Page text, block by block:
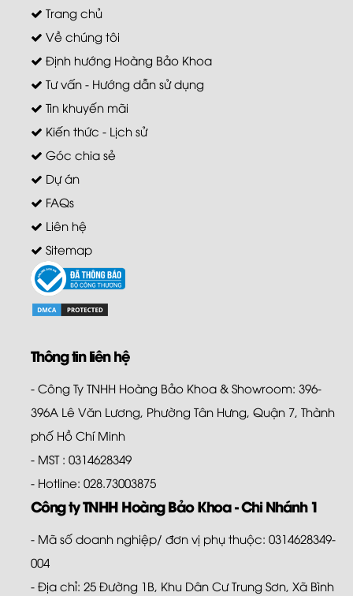
Trang chủ
Về chúng tôi
Định hướng Hoàng Bảo Khoa
Tư vấn - Hướng dẫn sử dụng
Tin khuyến mãi
Kiến thức - Lịch sử
Góc chia sẻ
Dự án
FAQs
Liên hệ
Sitemap
Thông tin liên hệ
- Công Ty TNHH Hoàng Bảo Khoa & Showroom: 396-
396A Lê Văn Lương, Phường Tân Hưng, Quận 7, Thành
phố Hồ Chí Minh
- MST : 0314628349
- Hotline: 028.73003875
Công ty TNHH Hoàng Bảo Khoa - Chi Nhánh 1
- Mã số doanh nghiệp/ đơn vị phụ thuộc: 0314628349-
004
- Địa chỉ: 25 Đường 1B, Khu Dân Cư Trung Sơn, Xã Bình